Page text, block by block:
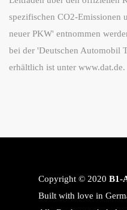
spezifischen CO2-Emissionen
neuer PKW' entnommen
bei der 'Deutschen Automobil
erhältlich ist unter www.dat.de.
Copyright © 2020 B1-
Built with love in